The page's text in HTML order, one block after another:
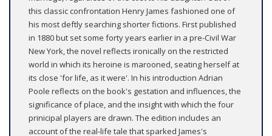
this classic confrontation Henry James fashioned one of
his most deftly searching shorter fictions. First published
in 1880 but set some forty years earlier in a pre-Civil War
New York, the novel reflects ironically on the restricted
world in which its heroine is marooned, seating herself at
its close 'for life, as it were'. In his introduction Adrian
Poole reflects on the book's gestation and influences, the
significance of place, and the insight with which the four
prinicipal players are drawn. The edition includes an
account of the real-life tale that sparked James's